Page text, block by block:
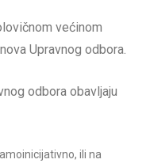
većinom
Upravnog odbora.
odbora obavljaju
ili na